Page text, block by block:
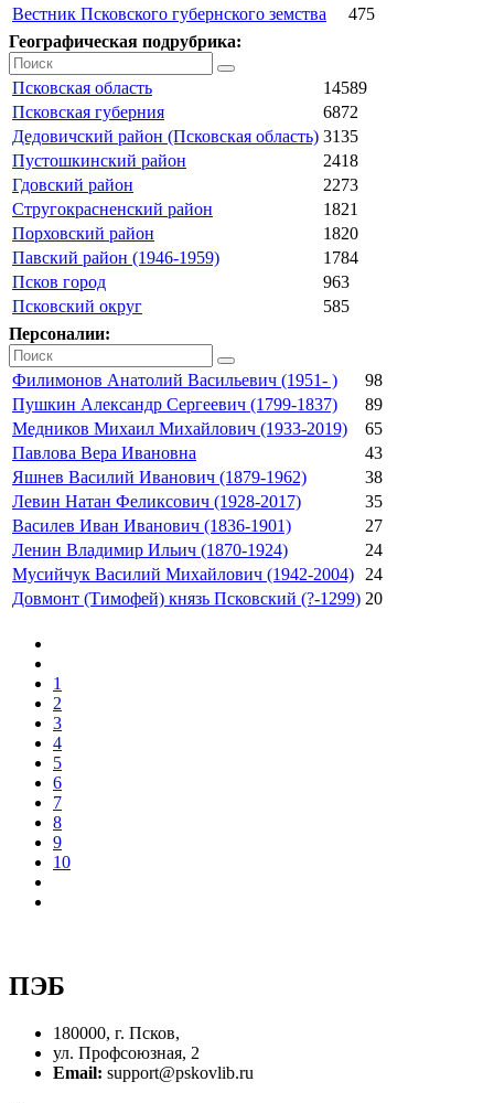
Вестник Псковского губернского земства
475
Географическая подрубрика:
Псковская область
14589
Псковская губерния
6872
Дедовичский район (Псковская область) 3135
Пустошкинский район
2418
Гдовский район
2273
Стругокрасненский район
1821
Порховский район
1820
Павский район (1946-1959)
1784
Псков город
963
Псковский округ
585
Персоналии:
Филимонов Анатолий Васильевич (1951- )
98
Пушкин Александр Сергеевич (1799-1837)
89
Медников Михаил Михайлович (1933-2019)
65
Павлова Вера Ивановна
43
Яшнев Василий Иванович (1879-1962)
38
Левин Натан Феликсович (1928-2017)
35
Василев Иван Иванович (1836-1901)
27
Ленин Владимир Ильич (1870-1924)
24
Мусийчук Василий Михайлович (1942-2004)
24
Довмонт (Тимофей) князь Псковский (?-1299) 20
1
2
3
4
5
6
7
8
9
10
ПЭБ
180000, г. Псков,
ул. Профсоюзная, 2
Email: support@pskovlib.ru